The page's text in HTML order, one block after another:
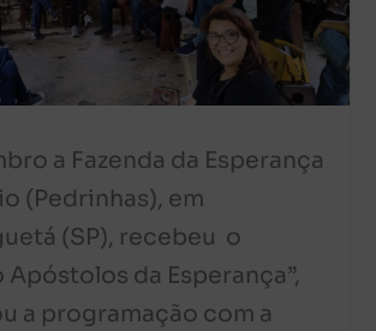
a Fazenda da Esperança
(Pedrinhas), em
(SP), recebeu o
Apóstolos da Esperança”,
a programação com a